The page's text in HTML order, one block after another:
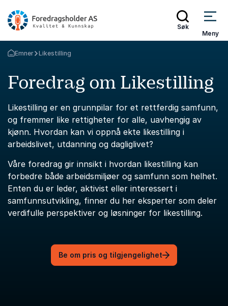
Søk
Meny
Gå tilbake til startsiden
Emner Likestilling
Foredrag om Likestilling
Likestilling er en grunnpilar for et rettferdig samfunn,
og fremmer like rettigheter for alle, uavhengig av
kjønn. Hvordan kan vi oppnå ekte likestilling i
arbeidslivet, utdanning og dagliglivet?
Våre foredrag gir innsikt i hvordan likestilling kan
forbedre både arbeidsmiljøer og samfunn som helhet.
Enten du er leder, aktivist eller interessert i
samfunnsutvikling, finner du her eksperter som deler
verdifulle perspektiver og løsninger for likestilling.
Be om pris og tilgjengelighet